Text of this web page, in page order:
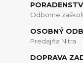
Odborne
OSOBNÝ
Predajňa Nitra
DOPRAVA